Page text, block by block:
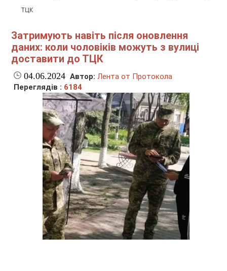
ТЦК
Затримують навіть після оновлення
даних: коли чоловіків можуть з вулиці
доставити до ТЦК
04.06.2024 Автор: Лента от Протокола
Переглядів : 6184